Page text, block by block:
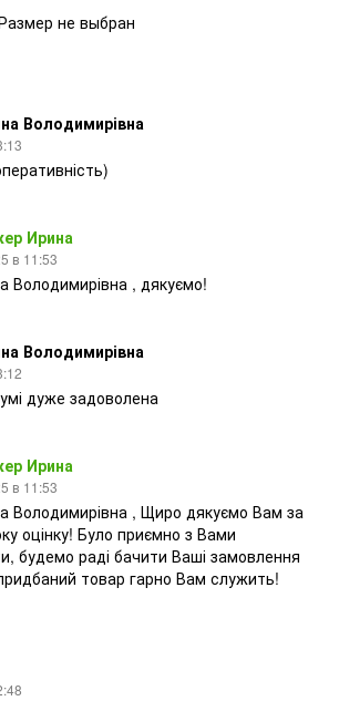
не выбран
Володимирівна
Ирина
в 11:53
Володимирівна , дякуємо!
Володимирівна
дуже задоволена
Ирина
в 11:53
Володимирівна , Щиро дякуємо Вам за
оцінку! Було приємно з Вами
будемо раді бачити Ваші замовлення
товар гарно Вам служить!